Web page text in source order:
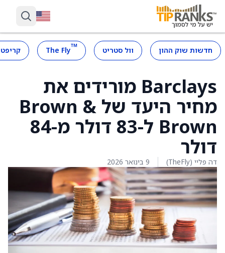
חדשות שוק ההון וול סטריט ™
The Fly
Barclays מורידים את
מחיר היעד של Brown &
Brown ל-83 דולר מ-84
דולר
דה פליי (TheFly) 9 בינואר 2026